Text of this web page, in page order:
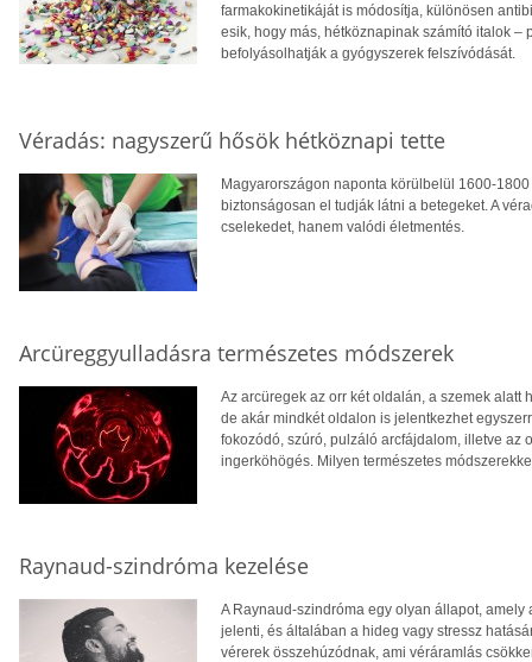
farmakokinetikáját is módosítja, különösen
esik, hogy más, hétköznapinak számító italok
befolyásolhatják a gyógyszerek felszívódását.
Véradás: nagyszerű hősök hétköznapi tette
Magyarországon naponta körülbelül 1600-
biztonságosan el tudják látni a betegeket. A
cselekedet, hanem valódi életmentés.
Arcüreggyulladásra természetes módszerek
Az arcüregek az orr két oldalán, a szemek
de akár mindkét oldalon is jelentkezhet
fokozódó, szúró, pulzáló arcfájdalom, illetve az
ingerköhögés. Milyen természetes
Raynaud-szindróma kezelése
A Raynaud-szindróma egy olyan állapot,
jelenti, és általában a hideg vagy stressz
vérerek összehúzódnak, ami véráramlás